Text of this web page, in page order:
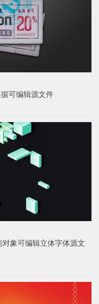
可编辑源文件
象可编辑立体字体源文